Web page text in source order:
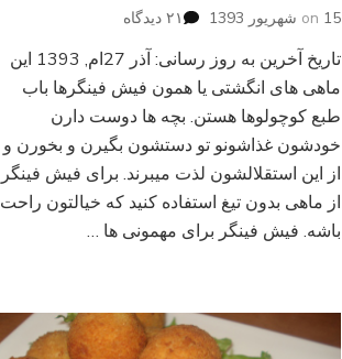
on 15 شهریور 1393 ۲۱ دیدگاه
سوخاری
انگشتی
فیش
فینگر
)
تاریخ آخرین به روز رسانی: آذر 27ام, 1393 این
ماهی های انگشتی یا همون فیش فینگرها باب
طبع کوچولوها هستن. بچه ها دوست دارن
خودشون غذاشونو تو دستشون بگیرن و بخورن و
از این استقلالشون لذت میبرند. برای فیش فینگر
از ماهی بدون تیغ استفاده کنید که خیالتون راحت
باشه. فیش فینگر برای مهمونی ها …